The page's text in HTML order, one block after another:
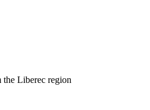
Liberec region